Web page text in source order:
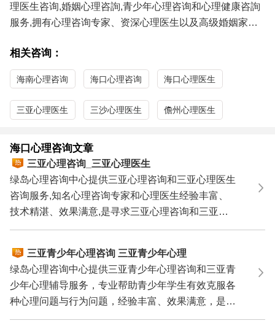
理医生咨询,婚姻心理咨詢,青少年心理咨询和心理健康咨詢
服务,拥有心理咨询专家、资深心理医生以及高级婚姻家庭
供咨询室当面咨询、电话咨询和在线咨询等咨询方式,是您
寻求海口心理咨询师和海口心理医生咨询的理想选择！
绿岛心理咨询服务内容：失眠症、抑郁症、强迫症、社交恐
惧症、焦虑症等心理障碍;失恋、夫妻矛盾、外遇出轨、婚
姻危机、挽救婚姻、情感困扰等婚姻情感问题;厌学、网
压力、职业规划、性心理障碍、以及心理性性功能障碍等。
心理咨询热线：0571－86433196
信同号）
关键词：海南海口心理咨询中心,海口心理咨询,海口心理咨
询师,海口心理医生,海口心理咨询中心,海口心理诊所/心理医
院,海口心理治疗,海口最好的心理咨询,海口最好的心理医生,
海口哪里有心理医生,海口心理咨询哪家好
相关咨询：
海南心理咨询 海口心理咨询 海口心理医生
三亚心理医生 三沙心理医生 儋州心理医生
海口心理咨询文章
三亚心理咨询_三亚心理医生
绿岛心理咨询中心提供三亚心理咨询和三亚心理医生
咨询服务,知名心理咨询专家和心理医生经验丰富、
技术精湛、效果满意,是寻求三亚心理咨询和三亚心
理医生咨询...
三亚青少年心理咨询 三亚青少年心理
辅导 三亚青少年心理专家
绿岛心理咨询中心提供三亚青少年心理咨询和三亚青
少年心理辅导服务，专业帮助青少年学生有效克服各
种心理问题与行为问题，经验丰富、效果满意，是您
寻求三亚...